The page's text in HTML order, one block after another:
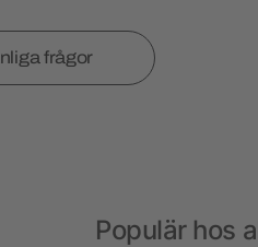
frågor
Populär hos